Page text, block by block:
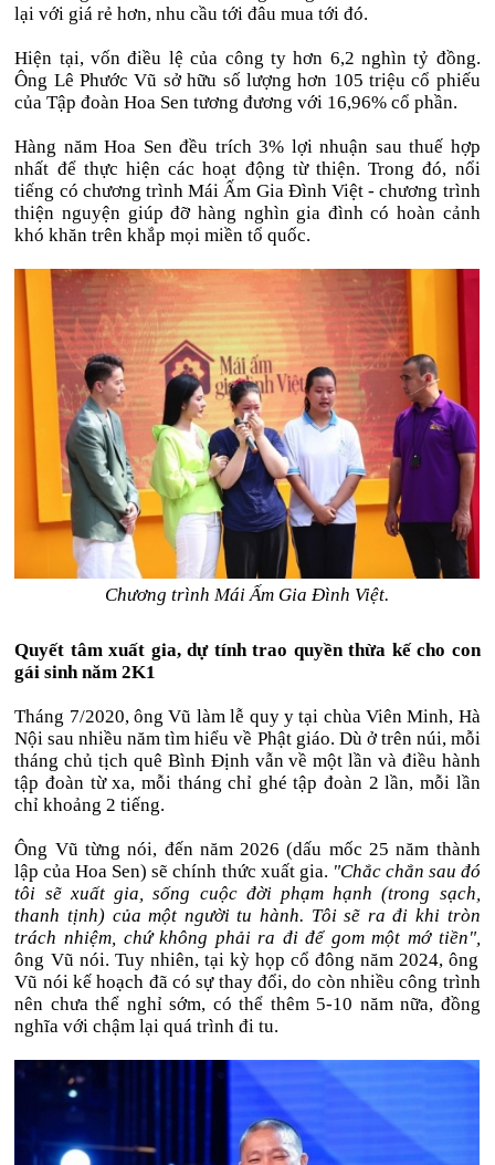
lại với giá rẻ hơn, nhu cầu tới đâu mua tới đó.
Hiện tại,vốn điều lệ của công ty hơn 6,2 nghìn tỷ đồng.
Ông Lê Phước Vũ sở hữu số lượng hơn 105 triệu cổ phiếu
của Tập đoàn Hoa Sen tương đương với 16,96% cổ phần.
Hàng năm Hoa Sen đều trích 3% lợi nhuận sau thuế hợp
nhất để thực hiện các hoạt động từ thiện. Trong đó, nổi
tiếng có chương trình Mái Ấm Gia Đình Việt -chương trình
thiện nguyện giúp đỡ hàng nghìn gia đình có hoàn cảnh
khó khăn trên khắp mọi miền tổ quốc.
Chương trình Mái Ấm Gia Đình Việt.
Quyết tâm xuất gia, dự tính trao quyền thừa kế cho con
gái sinh năm 2K1
Tháng 7/2020, ông Vũ làm lễ quy y tại chùa Viên Minh, Hà
Nội sau nhiều năm tìm hiểu về Phật giáo. Dù ở trên núi, mỗi
tháng chủ tịch quê Bình Định vẫn về một lần vàđiều hành
tập đoàn từ xa, mỗi tháng chỉ ghé tập đoàn 2 lần, mỗi lần
chỉ khoảng 2 tiếng.
Ông Vũ từng nói, đến năm 2026 (dấu mốc 25 năm thành
lập của Hoa Sen) sẽ chính thức xuất gia. "Chắc chắn sau đó
tôi sẽ xuất gia, sống cuộc đời phạm hạnh (trong sạch,
thanh tịnh) của một người tu hành. Tôi sẽ ra đi khi tròn
trách nhiệm, chứ không phải ra đi để gom một mớ tiền",
ông Vũ nói. Tuy nhiên,tại kỳ họp cổ đông năm 2024, ông
Vũ nói kế hoạch đã có sự thay đổi, do còn nhiều công trình
nên chưa thể nghỉ sớm, có thể thêm 5-10 năm nữa, đồng
nghĩa với chậm lại quá trình đi tu.